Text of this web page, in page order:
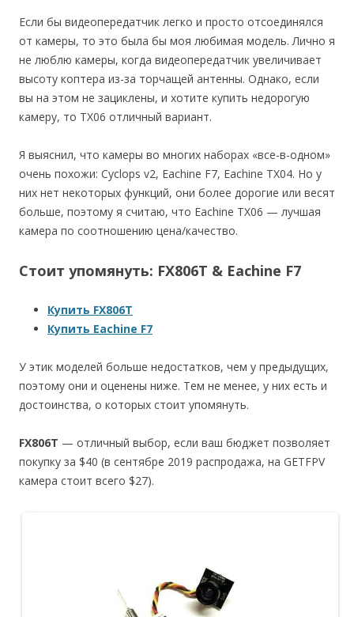
Если бы видеопередатчик легко и просто отсоединялся
от камеры, то это была бы моя любимая модель. Лично я
не люблю камеры, когда видеопередатчик увеличивает
высоту коптера из-за торчащей антенны. Однако, если
вы на этом не зациклены, и хотите купить недорогую
камеру, то TX06 отличный вариант.
Я выяснил, что камеры во многих наборах «все-в-одном»
очень похожи: Cyclops v2, Eachine F7, Eachine TX04. Но у
них нет некоторых функций, они более дорогие или весят
больше, поэтому я считаю, что Eachine TX06 — лучшая
камера по соотношению цена/качество.
Стоит упомянуть: FX806T & Eachine F7
Купить FX806T
Купить Eachine F7
У этик моделей больше недостатков, чем у предыдущих,
поэтому они и оценены ниже. Тем не менее, у них есть и
достоинства, о которых стоит упомянуть.
FX806T — отличный выбор, если ваш бюджет позволяет
покупку за $40 (в сентябре 2019 распродажа, на GETFPV
камера стоит всего $27).